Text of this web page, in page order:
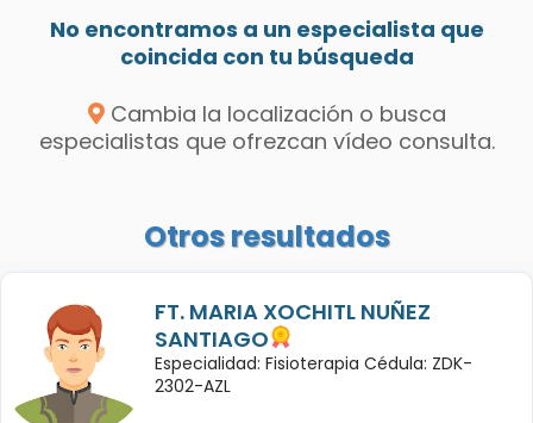
No encontramos a un especialista que
coincida con tu búsqueda
Cambia la localización o busca
especialistas que ofrezcan vídeo consulta.
Otros resultados
FT. MARIA XOCHITL NUÑEZ
SANTIAGO
Especialidad: Fisioterapia Cédula: ZDK-
2302-AZL